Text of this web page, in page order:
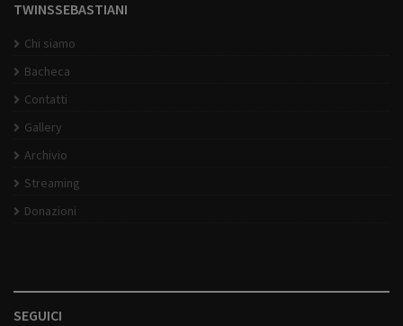
TWINSSEBASTIANI
Chi siamo
Bacheca
Contatti
Gallery
Archivio
Streaming
Donazioni
SEGUICI